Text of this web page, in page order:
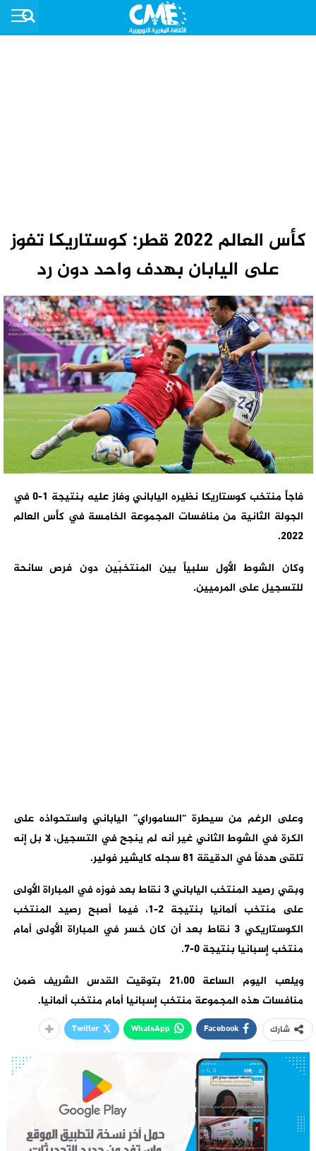
كأس العالم 2022 قطر: كوستاريكا تفوز
على اليابان بهدف واحد دون رد
فاجأ منتخب كوستاريكا نظيره الياباني وفاز عليه بنتيجة 1-0 في
الجولة الثانية من منافسات المجموعة الخامسة في كأس العالم
2022.
وكان الشوط الأول سلبياً بين المنتخبَين دون فرص سانحة
للتسجيل على المرميين.
وعلى الرغم من سيطرة “الساموراي” الياباني واستحواذه على
الكرة في الشوط الثاني غير أنه لم ينجح في التسجيل، لا بل إنه
تلقى هدفاً في الدقيقة 81 سجله كايشير فولير.
وبقي رصيد المنتخب الياباني 3 نقاط بعد فوزه في المباراة الأولى
على منتخب ألمانيا بنتيجة 2-1، فيما أصبح رصيد المنتخب
الكوستاريكي 3 نقاط بعد أن كان خسر في المباراة الأولى أمام
منتخب إسبانيا بنتيجة 0-7.
ويلعب اليوم الساعة 21،00 بتوقيت القدس الشريف ضمن
منافسات هذه المجموعة منتخب إسبانيا أمام منتخب ألمانيا.
شارك Facebook
WhatsApp
Twitter